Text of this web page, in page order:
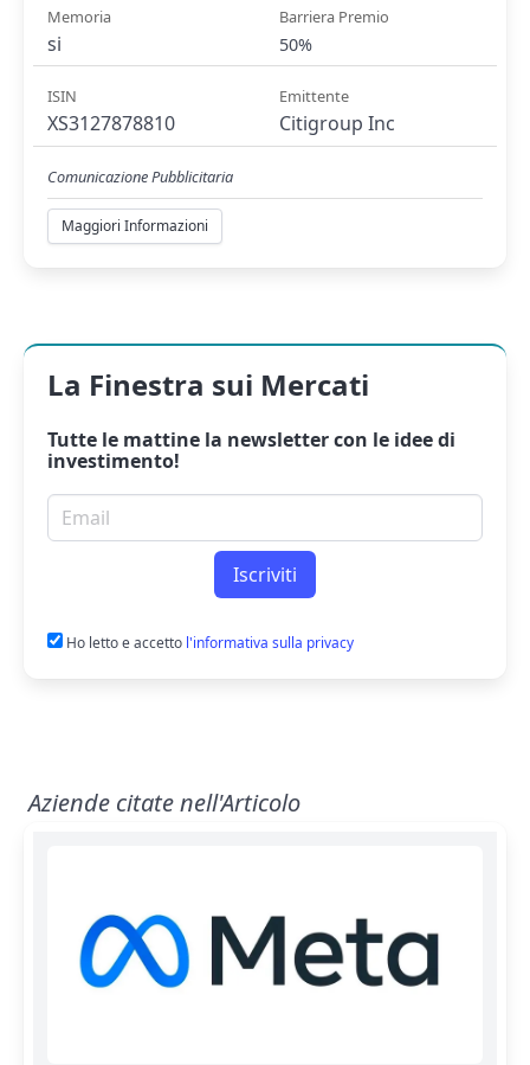
Memoria
si
Barriera Premio
50%
ISIN
XS3127878810
Emittente
Citigroup Inc
Comunicazione Pubblicitaria
Maggiori Informazioni
La Finestra sui Mercati
Tutte le mattine la newslettercon le idee di
investimento!
Email per newsletter
Iscriviti
Ho letto e accetto l'informativa sulla privacy
Aziende citate nell'Articolo